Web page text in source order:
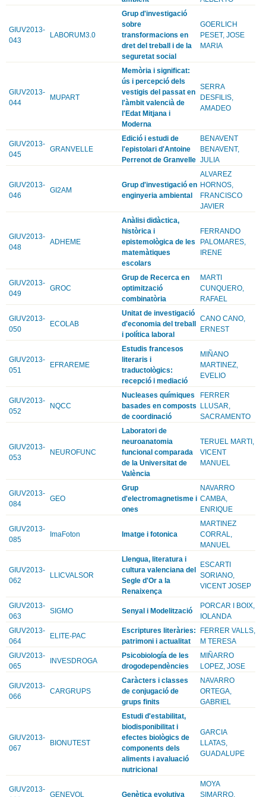
GIUV2013-
043
LABORUM3.0
Grup d'investigació
sobre
transformacions en
dret del treball i de la
seguretat social
GOERLICH
PESET, JOSE
MARIA
GIUV2013-
044
MUPART
Memòria i significat:
ús i percepció dels
vestigis del passat en
l'àmbit valencià de
l'Edat Mitjana i
Moderna
SERRA
DESFILIS,
AMADEO
GIUV2013-
045
GRANVELLE
Edició i estudi de
l'epistolari d'Antoine
Perrenot de Granvelle
BENAVENT
BENAVENT,
JULIA
GIUV2013-
046
GI2AM
Grup d'investigació en
enginyeria ambiental
ALVAREZ
HORNOS,
FRANCISCO
JAVIER
GIUV2013-
048
ADHEME
Anàlisi didàctica,
històrica i
epistemològica de les
matemàtiques
escolars
FERRANDO
PALOMARES,
IRENE
GIUV2013-
049
GROC
Grup de Recerca en
optimització
combinatòria
MARTI
CUNQUERO,
RAFAEL
GIUV2013-
050
ECOLAB
Unitat de investigació
d'economia del treball
i política laboral
CANO CANO,
ERNEST
GIUV2013-
051
EFRAREME
Estudis francesos
literaris i
traductològics:
recepció i mediació
MIÑANO
MARTINEZ,
EVELIO
GIUV2013-
052
NQCC
Nucleases químiques
basades en composts
de coordinació
FERRER
LLUSAR,
SACRAMENTO
GIUV2013-
053
NEUROFUNC
Laboratori de
neuroanatomia
funcional comparada
de la Universitat de
València
TERUEL MARTI,
VICENT
MANUEL
GIUV2013-
084
GEO
Grup
d'electromagnetisme i
ones
NAVARRO
CAMBA,
ENRIQUE
GIUV2013-
085
ImaFoton Imatge i fotonica
MARTINEZ
CORRAL,
MANUEL
GIUV2013-
062
LLICVALSOR
Llengua, literatura i
cultura valenciana del
Segle d'Or a la
Renaixença
ESCARTI
SORIANO,
VICENT JOSEP
GIUV2013-
063
SIGMO Senyal i Modelització
PORCAR I BOIX,
IOLANDA
GIUV2013-
064
ELITE-PAC
Escriptures literàries:
patrimoni i actualitat
FERRER VALLS,
M TERESA
GIUV2013-
065
INVESDROGA
Psicobiología de les
drogodependències
MIÑARRO
LOPEZ, JOSE
GIUV2013-
066
CARGRUPS
Caràcters i classes
de conjugació de
grups finits
NAVARRO
ORTEGA,
GABRIEL
GIUV2013-
067
BIONUTEST
Estudi d'estabilitat,
biodisponibilitat i
efectes biològics de
components dels
aliments i avaluació
nutricional
GARCIA
LLATAS,
GUADALUPE
GIUV2013-
GENEVOL Genètica evolutiva
MOYA
SIMARRO,